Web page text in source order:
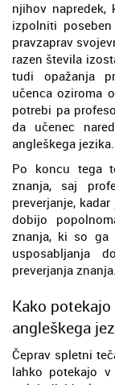
njihov napredek,
izpolniti
pravzaprav
razen števila
tudi opažanja
učenca oziroma
potrebi pa
da učenec
angleškega jezika.
Po koncu tega
znanja, saj
preverjanje,
dobijo
znanja, ki so ga
usposabljanja
preverjanja znanja.
Kako
angleškega
Čeprav spletni
lahko potekajo